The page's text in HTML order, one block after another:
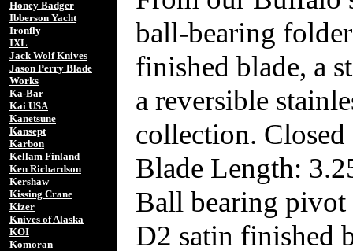
Honey Badger
Ibberson Yacht
Ironfly
IXL
Jack Wolf Knives
Jason Perry Blade
Works
Ka-Bar
Kai USA
Kanetsune
Kansept
Karbon
Kellam Finland
Ken Richardson
Kershaw
Kissing Crane
Kizer
Knives of Alaska
KOI
Komoran
ball-bearing
finished blade, a
a reversible
collection.
Blade Length:
Ball bearing pivot
D2 satin finished